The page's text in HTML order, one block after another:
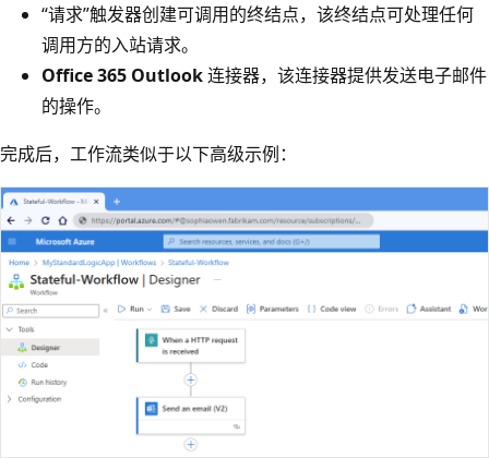
“请求”触发器创建可调用的终结点，该终结点可处理任何
调用方的入站请求。
Office 365 Outlook连接器，该连接器提供发送电子邮件
的操作。
完成后，工作流类似于以下高级示例：